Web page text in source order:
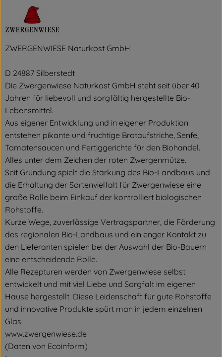
ZWERGENWIESE Naturkost GmbH
D 24887 Silberstedt
Die Zwergenwiese Naturkost GmbH steht seit über 40
Jahren für liebevoll und sorgfältig hergestellte Bio-
Lebensmittel.
Aus eigener Entwicklung und in eigener Produktion
entstehen pikante und fruchtige Brotaufstriche, Senfe,
Tomatensaucen und Fertiggerichte für den Biohandel.
Alles unter dem Zeichen der roten Zwergenmütze.
Seit Gründung spielt die Stärkung des Bio-Landbaus und
die Erhaltung der Sortenvielfalt für Zwergenwiese eine
große Rolle beim Einkauf der kontrolliert biologischen
Rohstoffe.
Kurze Wege, zuverlässige Vertragspartner, die Förderung
des regionalen Bio-Landbaus und ein enger Kontakt zu
den Lieferanten spielen bei der Auswahl der Bio-Bauern
eine entscheidende Rolle.
Alle Rezepturen werden von Zwergenwiese selbst
entwickelt und mit viel Liebe und Sorgfalt im eigenen
Hause hergestellt. Diese Leidenschaft für gute Rohstoffe
und innovative Produkte spürt man in jedem einzelnen
Glas.
www.zwergenwiese.de
(Daten von Ecoinform)